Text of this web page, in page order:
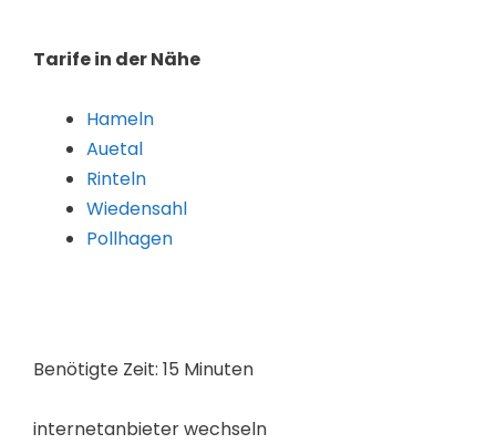
Tarife in der Nähe
Hameln
Auetal
Rinteln
Wiedensahl
Pollhagen
Benötigte Zeit: 15 Minuten
internetanbieter wechseln